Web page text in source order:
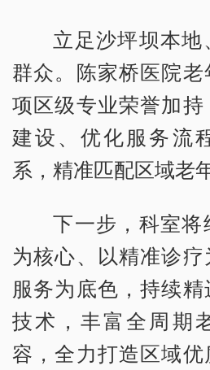
立足沙坪坝本
群众。陈家桥医院
项区级专业荣誉加
建设、优化服务流
系，精准匹配区域老
下一步，科室
为核心、以精准诊
服务为底色，持续
技术，丰富全周期
容，全力打造区域